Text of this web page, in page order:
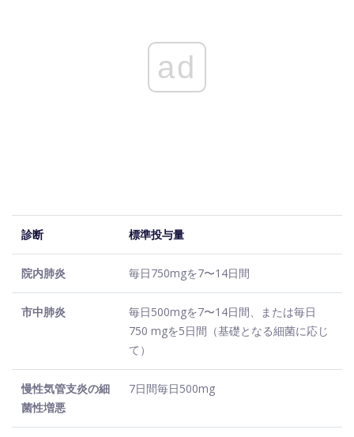
ad
診断 標準投与量
院内肺炎 毎日750mgを7〜14日間
市中肺炎
毎日500mgを7〜14日間、または毎日
750 mgを5日間（基礎となる細菌に応じ
て）
慢性気管支炎の細
菌性増悪
7日間毎日500mg